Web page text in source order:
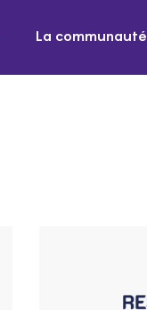
La communauté